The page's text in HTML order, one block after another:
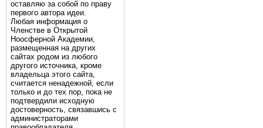
оставляю за собой по праву
первого автора идеи.
Любая информация о
Членстве в Открытой
Ноосферной Академии,
размещенная на других
сайтах родом из любого
другого источника, кроме
владельца этого сайта,
считается ненадежной, если
только и до тех пор, пока не
подтвердили исходную
достоверность, связавшись с
администраторами